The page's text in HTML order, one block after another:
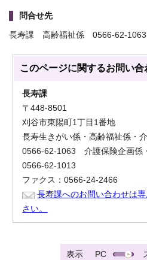
問合せ先
長寿課 高齢福祉係 0566-62-1063
このページに関するお問い合
長寿課
〒448-8501
刈谷市東陽町1丁目1番地
長寿生きがい係・高齢福祉係・
0566-62-1063 介護保険企画係
0566-62-1013
ファクス：0566-24-2466
長寿課へのお問い合わせは
さい。
表示 PC